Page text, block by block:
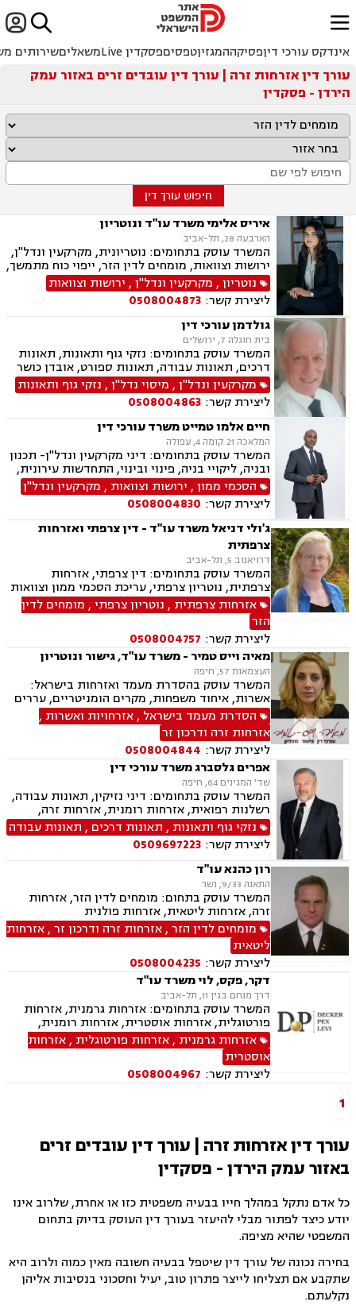

ﱐ
אינדקס עורכי דיןפסיקההמגזיןטפסיםפסקדין Live משאליםשירותים
עורך דין אזרחות זרה | עורך דין עובדים זרים באזור עמק
הירדן - פסקדין
חיפוש עורך דין
איריס אלימי משרד עו"ד ונוטריון
הארבעה 28, תל-אביב
המשרד עוסק בתחומים: נוטריונית, מקרקעין ונדל"ן,
ירושות וצוואות, מומחים לדין הזר, ייפוי כוח מתמשך,
מיסים, תמ"א 38, אזרחות זרה ודרכון זר.
נוטריון, מקרקעין ונדל"ן, ירושות וצוואות
ליצירת קשר: 0508004873
גולדמן עורכי דין
בית חוגלה 7, ירושלים
המשרד עוסק בתחומים: נזקי גוף ותאונות, תאונות
דרכים, תאונות עבודה, תאונות ספורט, אובדן כושר
עבודה, תאונות עקב רשלנות, תביעות ביטוח ונזקי
רכוש, ביטוח לאומי, רשלנות רפואית, מקרקעין
ונדל"ן, אזרחות זרה ודרכון זר, דיני חוזים, דיני
ספורט, לשון הרע, ירושות וצוואות, מיסוי נדל"ן.
מקרקעין ונדל"ן, מיסוי נדל"ן, נזקי גוף ותאונות
ליצירת קשר: 0508004863
חיים אלמו טמייט משרד עורכי דין
המלאכה 21 קומה 4, עפולה
המשרד עוסק בתחומים: דיני מקרקעין ונדל"ן- תכנון
ובניה, ליקויי בניה, פינוי ובינוי, התחדשות עירונית,
תמ"א 38 ובתים משותפים, הסכמי ממון, ירושות
וצוואות, ייפוי כוח מתמשך, הדין האתיופי, דיני
חוזים, נוטריון.
הסכמי ממון, ירושות וצוואות , מקרקעין ונדל"ן
ליצירת קשר: 0508004830
ג'ולי דניאל משרד עו"ד - דין צרפתי ואזרחות
צרפתית
דרויאנוב 5, תל-אביב
המשרד עוסק בתחומים: דין צרפתי, אזרחות
צרפתית, נוטריון צרפתי, עריכת הסכמי ממון וצוואות
בצרפתית
אזרחות צרפתית , נוטריון צרפתי, מומחים לדין
הזר
ליצירת קשר: 0508004757
מאיה וייס טמיר - משרד עו"ד, גישור ונוטריון
העצמאות 57, חיפה
המשרד עוסק בהסדרת מעמד ואזרחות בישראל:
אשרות, איחוד משפחות, מקרים הומניטריים, עררים
לבית הדין לעררים ועתירות מנהליות מול רשות
האוכלוסין וההגירה, לצד נזיקין, ביטוח לאומי, נוטריון,
צוואות וייפוי כוח מתמשך.
הסדרת מעמד בישראל ,אזרחויות ואשרות ,
אזרחות זרה ודרכון זר
ליצירת קשר: 0508004844
אפרים גלסברג משרד עורכי דין
שד' המגינים 64, חיפה
המשרד עוסק בתחומים: דיני נזיקין, תאונות עבודה,
רשלנות רפואית, אזרחות רומנית, אזרחות זרה,
ביטוח לאומי, משפט אזרחי, תאונות דרכים.
נזקי גוף ותאונות , תאונות דרכים , תאונות עבודה
ליצירת קשר: 0509697223
רון כהנא עו"ד
התאנה 9/33, נשר
המשרד עוסק בתחום: מומחים לדין הזר, אזרחות
זרה, אזרחות ליטאית, אזרחות פולנית
מומחים לדין הזר,אזרחות זרה ודרכון זר,אזרחות
ליטאית
ליצירת קשר: 0508004235
דקר, פקס, לוי משרד עו"ד
דרך מנחם בגין 11, תל-אביב
המשרד עוסק בתחומים: אזרחות גרמנית, אזרחות
פורטוגלית, אזרחות אוסטרית, אזרחות רומנית,
אזרחות בריטית, אזרחות ספרדית, אזרחות בולגרית,
אזרחות ליטאית, אזרחות צרפתית, אזרחות זרה, דיני
הגירה- מקלט מדיני , הגירה , משרד הפנים, דיני
משפחה, ייפוי כוח מתמשך, גירושין, חלוקת רכוש,
אזרחות גרמנית ,אזרחות פורטוגלית ,אזרחות
אוסטרית
ליצירת קשר: 0508004967
1
עורך דין אזרחות זרה | עורך דין עובדים זרים
באזור עמק הירדן - פסקדין
כל אדם נתקל במהלך חייו בבעיה משפטית כזו או אחרת, שלרוב אינו
יודע כיצד לפתור מבלי להיעזר בעורך דין העוסק בדיוק בתחום
המשפטי שהיא מציפה.
בחירה נכונה של עורך דין שיטפל בבעיה חשובה מאין כמוה ולרוב היא
שתקבע אם תצליחו לייצר פתרון טוב, יעיל וחסכוני בנסיבות אליהן
נקלעתם.